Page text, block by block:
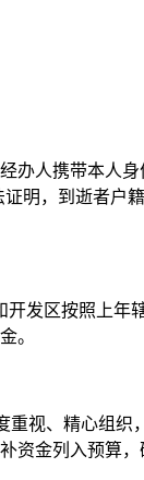
人携带本人
明，到逝者户
发区按照上年
。
视、精心组织
资金列入预算